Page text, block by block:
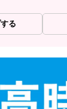
る